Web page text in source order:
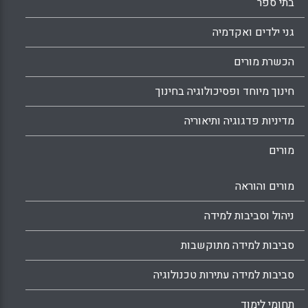
גני ילדים ואקדמיה
הכשרת מורים
חינוך מיוחד ופסיכולוגיה בחינוך
מדיניות פדגוגיה ותיאוריה
מורים
מורים והוראה
ניהול וסביבות למידה
סביבות למידה מתוקשבות
סביבות למידה עתירות טכנולוגיה
תחומי לימוד